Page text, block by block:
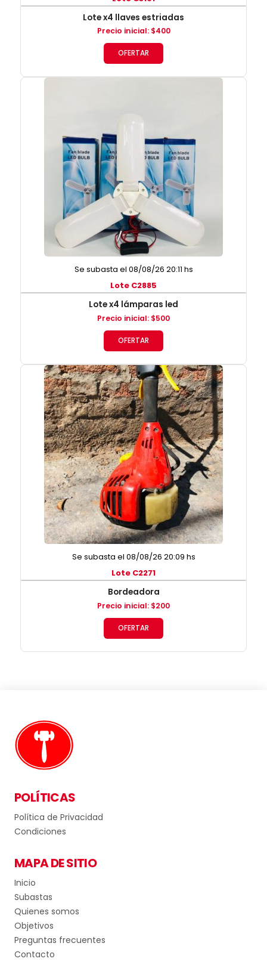
Lote x4 llaves estriadas
Precio inicial: $400
OFERTAR
Se subasta el 08/08/26 20:11 hs
Lote C2885
Lote x4 lámparas led
Precio inicial: $500
OFERTAR
Se subasta el 08/08/26 20:09 hs
Lote C2271
Bordeadora
Precio inicial: $200
OFERTAR
POLÍTICAS
Política de Privacidad
Condiciones
MAPA DE SITIO
Inicio
Subastas
Quienes somos
Objetivos
Preguntas frecuentes
Contacto